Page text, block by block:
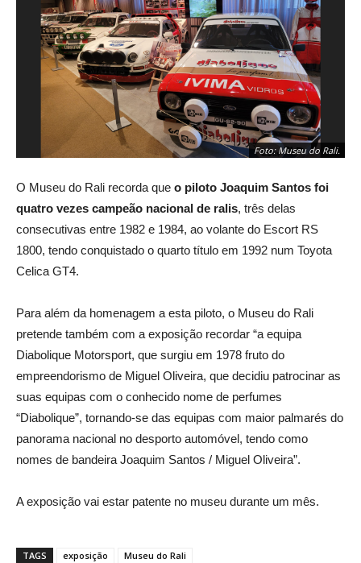
Foto: Museu do Rali.
O Museu do Rali recorda que o piloto Joaquim Santos foi
quatro vezes campeão nacional de ralis, três delas
consecutivas entre 1982 e 1984, ao volante do Escort RS
1800, tendo conquistado o quarto título em 1992 num Toyota
Celica GT4.
Para além da homenagem a esta piloto, o Museu do Rali
pretende também com a exposição recordar “a equipa
Diabolique Motorsport, que surgiu em 1978 fruto do
empreendorismo de Miguel Oliveira, que decidiu patrocinar as
suas equipas com o conhecido nome de perfumes
“Diabolique”, tornando-se das equipas com maior palmarés do
panorama nacional no desporto automóvel, tendo como
nomes de bandeira Joaquim Santos / Miguel Oliveira”.
A exposição vai estar patente no museu durante um mês.
TAGS exposição Museu do Rali